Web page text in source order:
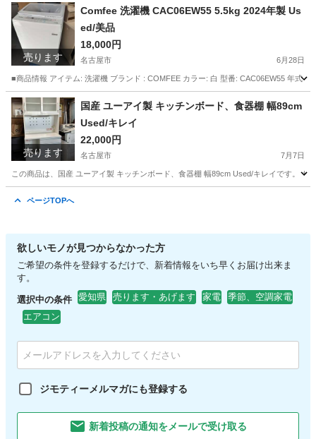
愛知 名古屋市 収納家具
売ります
Comfee 洗濯機 CAC06EW55 5.5kg 2024年製 Us
ed/美品
18,000円
名古屋市 6月28日
■商品情報 アイテム: 洗濯機 ブランド : COMFEE カラー: 白 型番: CAC06EW55 年式
愛知 名古屋市 生活家電 Comfee
売ります
国産 ユーアイ製 キッチンボード、食器棚 幅89cm
Used/キレイ
22,000円
名古屋市 7月7日
この商品は、国産 ユーアイ製 キッチンボード、食器棚 幅89cm Used/キレイです。
ページTOPへ
欲しいモノが見つからなかった方
ご希望の条件を登録するだけで、新着情報をいち早くお届け出来ま
す。
選択中の条件 愛知県 売ります・あげます 家電
季節、空調家電
エアコン
ジモティーメルマガにも登録する
新着投稿の通知をメールで受け取る